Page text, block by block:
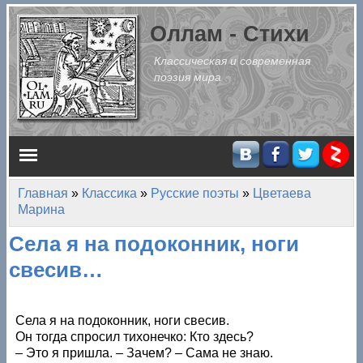
Перейти к основному содержанию
Оллам - Стихи
Классическая и современная
поэзия мира
Главное меню
Вы здесь
Главная » Классика » Русские поэты » Цветаева
Марина
Села я на подоконник, ноги
свесив…
Села я на подоконник, ноги свесив.
Он тогда спросил тихонечко: Кто здесь?
– Это я пришла. – Зачем? – Сама не знаю.